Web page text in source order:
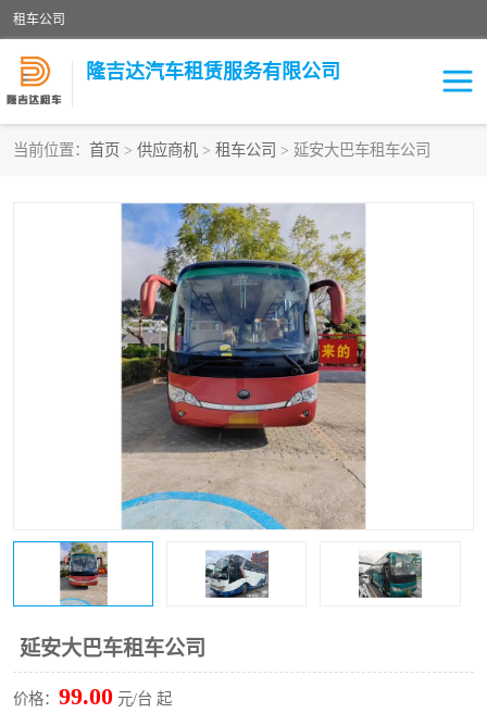
租车公司
隆吉达汽车租赁服务有限公司
当前位置： 首页 > 供应商机 > 租车公司 > 延安大巴车租车公司
延安大巴车租车公司
价格： 99.00 元/台 起